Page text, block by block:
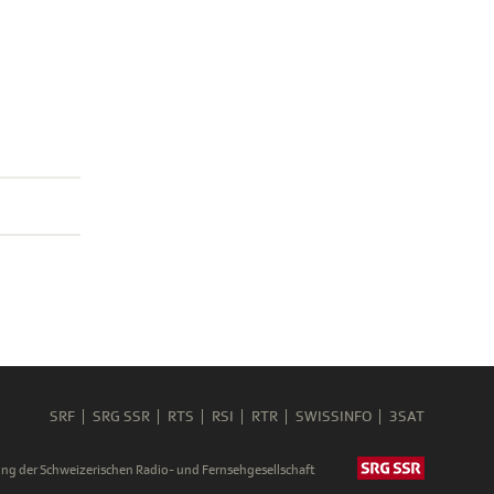
SRF SRG SSR RTS RSI RTR SWISSINFO 3SAT
der Schweizerischen Radio- und Fernsehgesellschaft